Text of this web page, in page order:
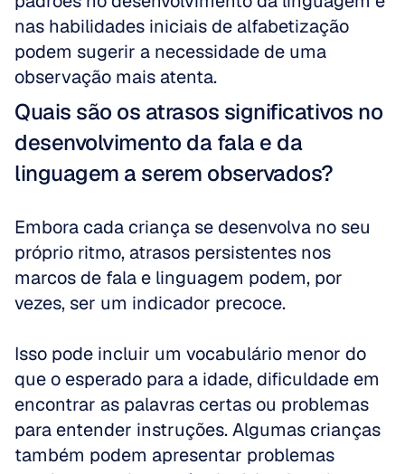
nas habilidades iniciais de alfabetização
podem sugerir a necessidade de uma
observação mais atenta.
Quais são os atrasos significativos no
desenvolvimento da fala e da
linguagem a serem observados?
Embora cada criança se desenvolva no seu
próprio ritmo, atrasos persistentes nos
marcos de fala e linguagem podem, por
vezes, ser um indicador precoce.
Isso pode incluir um vocabulário menor do
que o esperado para a idade, dificuldade em
encontrar as palavras certas ou problemas
para entender instruções. Algumas crianças
também podem apresentar problemas